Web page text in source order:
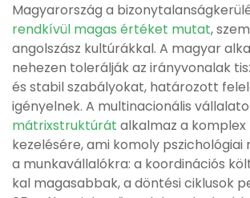
Magyarország a
rendkívül magas értéket mutat,
angolszász kultúrákkal. A magyar
nehezen tolerálják az irányvonalak
és stabil szabályokat, határozott
igényelnek. A multinacionális
mátrixstruktúrát alkalmaz a
kezelésére, ami komoly pszichológiai
a munkavállalókra: a koordinációs
kal magasabbak, a döntési ciklusok